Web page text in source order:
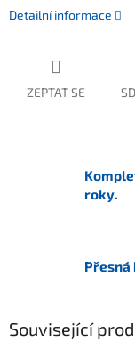
Detailní informace
ZEPTAT SE
roky.
Související